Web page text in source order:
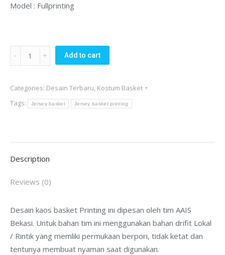
Model : Fullprinting
Desain
Kaos
Printing
AAIS
Add to cart
Categories: Desain Terbaru, Kostum Basket
Tags:
Jersey basket Jersey basket printing
Description
Reviews (0)
Desain kaos basket Printing ini dipesan oleh tim AAIS
Bekasi. Untuk bahan tim ini menggunakan bahan drifit Lokal
/ Rintik yang memliki permukaan berpori, tidak ketat dan
tentunya membuat nyaman saat digunakan.